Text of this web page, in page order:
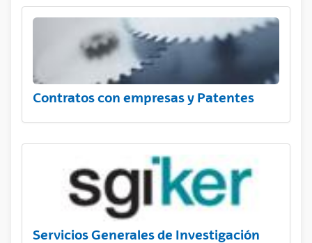
Contratos con empresas y Patentes
Servicios Generales de Investigación